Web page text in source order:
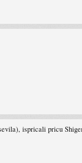
ispricali pricu